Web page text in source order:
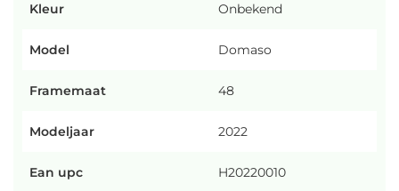
Kleur Onbekend
Model Domaso
Framemaat 48
Modeljaar 2022
Ean upc H20220010